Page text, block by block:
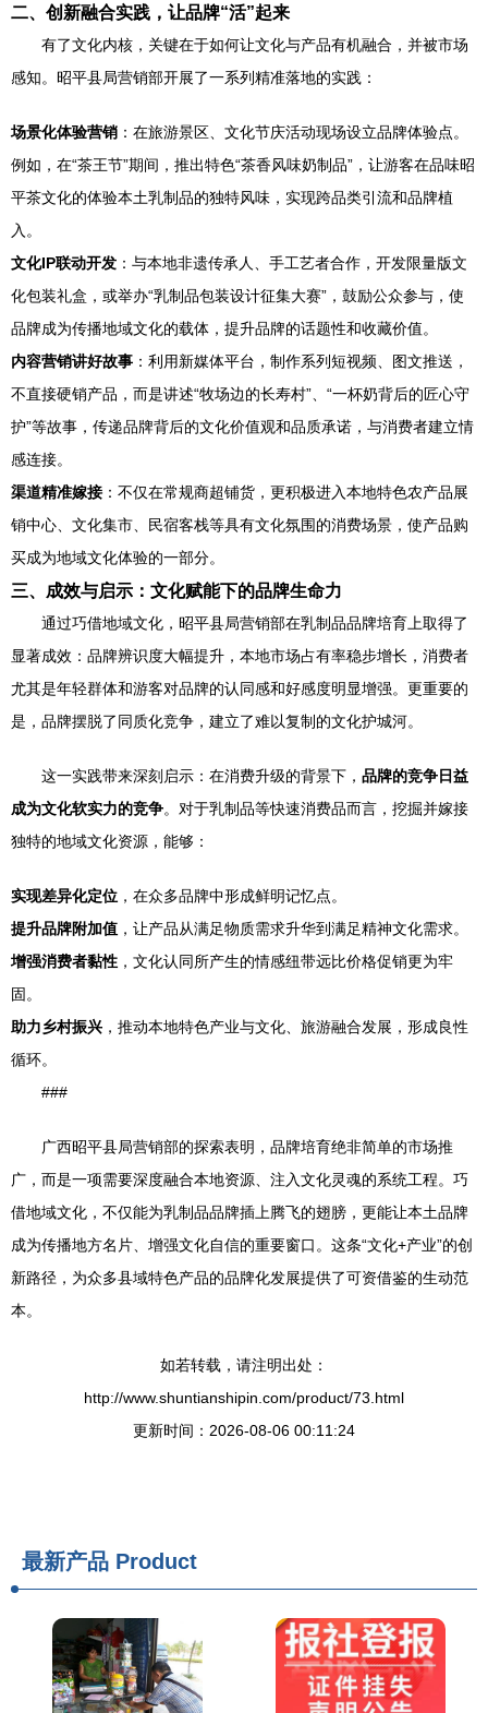
二、创新融合实践，让品牌“活”起来
有了文化内核，关键在于如何让文化与产品有机融合，并被市场
感知。昭平县局营销部开展了一系列精准落地的实践：
场景化体验营销 ：在旅游景区、文化节庆活动现场设立品牌体验点。
例如，在“茶王节”期间，推出特色“茶香风味奶制品”，让游客在品味昭
平茶文化的体验本土乳制品的独特风味，实现跨品类引流和品牌植
入。
文化IP联动开发 ：与本地非遗传承人、手工艺者合作，开发限量版文
化包装礼盒，或举办“乳制品包装设计征集大赛”，鼓励公众参与，使
品牌成为传播地域文化的载体，提升品牌的话题性和收藏价值。
内容营销讲好故事 ：利用新媒体平台，制作系列短视频、图文推送，
不直接硬销产品，而是讲述“牧场边的长寿村”、“一杯奶背后的匠心守
护”等故事，传递品牌背后的文化价值观和品质承诺，与消费者建立情
感连接。
渠道精准嫁接 ：不仅在常规商超铺货，更积极进入本地特色农产品展
销中心、文化集市、民宿客栈等具有文化氛围的消费场景，使产品购
买成为地域文化体验的一部分。
三、成效与启示：文化赋能下的品牌生命力
通过巧借地域文化，昭平县局营销部在乳制品品牌培育上取得了
显著成效：品牌辨识度大幅提升，本地市场占有率稳步增长，消费者
尤其是年轻群体和游客对品牌的认同感和好感度明显增强。更重要的
是，品牌摆脱了同质化竞争，建立了难以复制的文化护城河。
这一实践带来深刻启示：在消费升级的背景下， 品牌的竞争日益
成为文化软实力的竞争。对于乳制品等快速消费品而言，挖掘并嫁接
独特的地域文化资源，能够：
实现差异化定位 ，在众多品牌中形成鲜明记忆点。
提升品牌附加值 ，让产品从满足物质需求升华到满足精神文化需求。
增强消费者黏性 ，文化认同所产生的情感纽带远比价格促销更为牢
固。
助力乡村振兴 ，推动本地特色产业与文化、旅游融合发展，形成良性
循环。
###
广西昭平县局营销部的探索表明，品牌培育绝非简单的市场推
广，而是一项需要深度融合本地资源、注入文化灵魂的系统工程。巧
借地域文化，不仅能为乳制品品牌插上腾飞的翅膀，更能让本土品牌
成为传播地方名片、增强文化自信的重要窗口。这条“文化+产业”的创
新路径，为众多县域特色产品的品牌化发展提供了可资借鉴的生动范
本。
如若转载，请注明出处：
http://www.shuntianshipin.com/product/73.html
更新时间：2026-08-06 00:11:24
最新产品 Product